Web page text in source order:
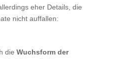
eher Details, die
nicht auffallen:
die Wuchsform der